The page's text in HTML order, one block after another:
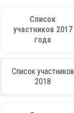
Список
участников 2017
года
Список участников
2018